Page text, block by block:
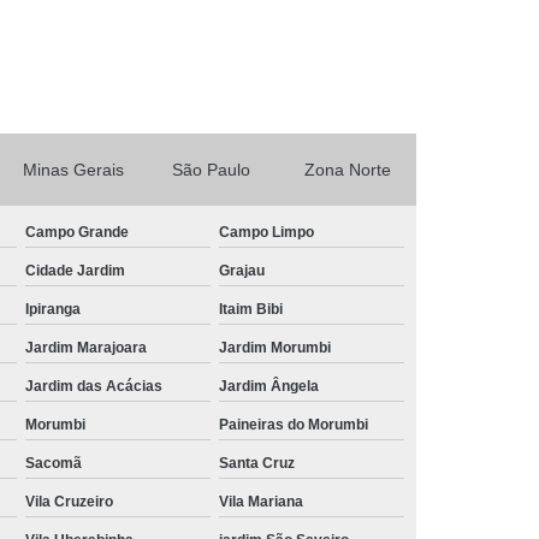
Tubo Ar Comprimido Alumínio
Tubo de Alumínio Azul para Ar Comprimido
Tubo de Alumínio para Ar Comprimido
Tubo em Alumínio Ar Comprimido
Tubo para Ar Comprimido em Alumínio
Alumínio
Tubulação em Alumínio Azul
para Gases Inertes
para Rede de Ar Comprimido
Tubulação em Alumínio Vantagens
Minas Gerais São Paulo Zona Norte
Campo Grande Campo Limpo
Cidade Jardim Grajau
Ipiranga Itaim Bibi
Jardim Marajoara Jardim Morumbi
Jardim das Acácias Jardim Ângela
Morumbi Paineiras do Morumbi
Sacomã Santa Cruz
Vila Cruzeiro Vila Mariana